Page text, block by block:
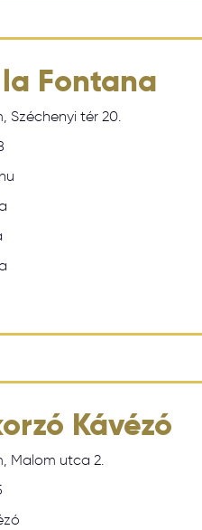
Fontana
Széchenyi tér 20.
Kávézó
Malom utca 2.